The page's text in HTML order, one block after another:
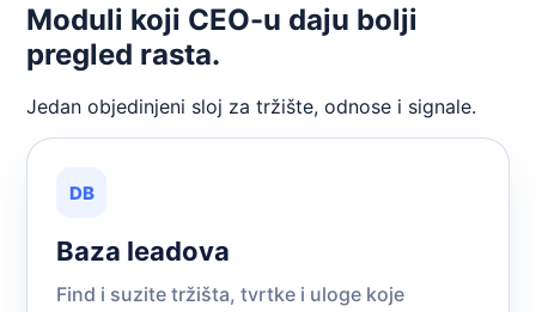
Moduli koji CEO-u daju bolji
pregled rasta.
Jedan objedinjeni sloj za tržište, odnose i signale.
DB
Baza leadova
Find i suzite tržišta, tvrtke i uloge koje